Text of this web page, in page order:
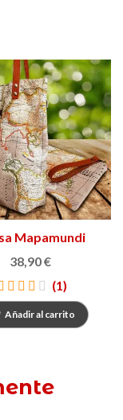
Mapamundi
38,90 €
(1)
Añadir al carrito